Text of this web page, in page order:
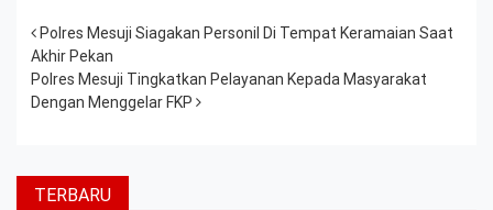
Post navigation
Polres Mesuji Siagakan Personil Di Tempat Keramaian Saat
Akhir Pekan
Polres Mesuji Tingkatkan Pelayanan Kepada Masyarakat
Dengan Menggelar FKP
TERBARU